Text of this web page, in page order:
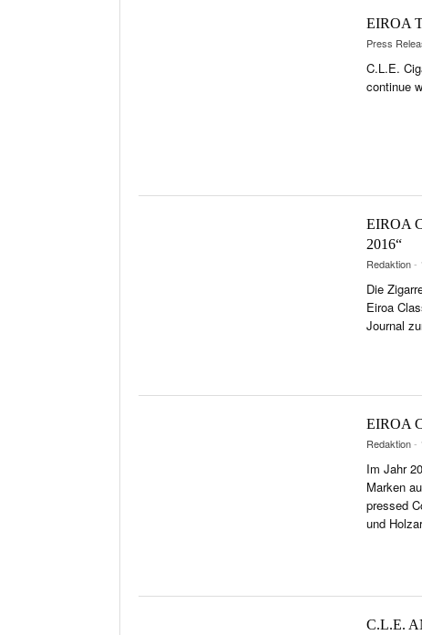
EIROA
Press
C.L.E.
continue
EIROA
2016“
Redaktion-
Die
Eiroa
Journal
EIROA
Redaktion-
Im Jahr
Marken
pressed
und
C.L.E.